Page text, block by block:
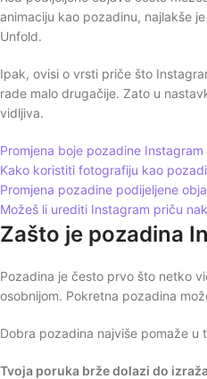
animaciju kao pozadinu, najlakše
Unfold.
Ipak, ovisi o vrsti priče što
rade malo drugačije. Zato u
vidljiva.
Promjena boje pozadine
Kako koristiti fotografiju kao
Promjena pozadine podijeljene
Možeš li urediti Instagram priču
Zašto je pozadina
Pozadina je često prvo što netko
osobnijom. Pokretna pozadina
Dobra pozadina najviše pomaže u
Tvoja poruka brže dolazi do